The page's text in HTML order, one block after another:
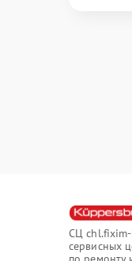
СЦ chl.fixim-
сервисных